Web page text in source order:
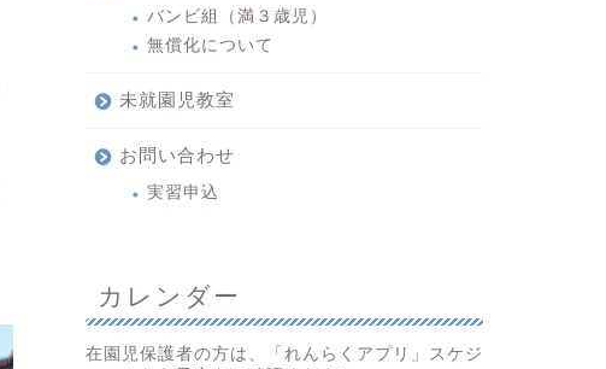
バンビ組（満３歳児）
無償化について
未就園児教室
お問い合わせ
実習申込
カレンダー
在園児保護者の方は、「れんらくアプリ」スケジ